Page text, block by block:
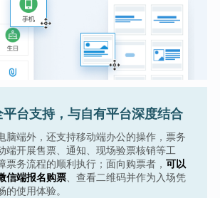
台支持，与自有平台深度结合
脑端外，还支持移动端办公的操作，票务
端开展售票、通知、现场验票核销等工
票务流程的顺利执行；面向购票者， 可以
信端报名购票、查看二维码并作为入场凭
使用体验。